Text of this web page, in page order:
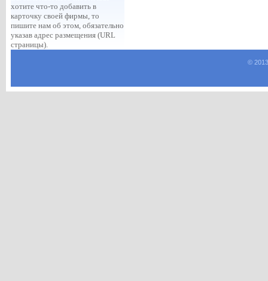
хотите что-то добавить в
карточку своей фирмы, то
пишите нам об этом, обязательно
указав адрес размещения (URL
страницы).
©